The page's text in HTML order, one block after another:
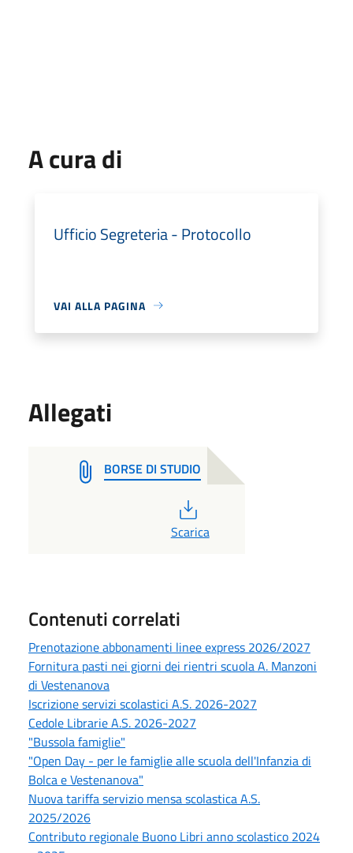
A cura di
Ufficio Segreteria - Protocollo
VAI ALLA PAGINA
Allegati
BORSE DI STUDIO
Scarica
Contenuti correlati
Prenotazione abbonamenti linee express 2026/2027
Fornitura pasti nei giorni dei rientri scuola A. Manzoni
di Vestenanova
Iscrizione servizi scolastici A.S. 2026-2027
Cedole Librarie A.S. 2026-2027
"Bussola famiglie"
"Open Day - per le famiglie alle scuola dell'Infanzia di
Bolca e Vestenanova"
Nuova tariffa servizio mensa scolastica A.S.
2025/2026
Contributo regionale Buono Libri anno scolastico 2024